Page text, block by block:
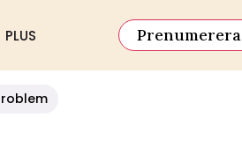
PLUS Prenumerera